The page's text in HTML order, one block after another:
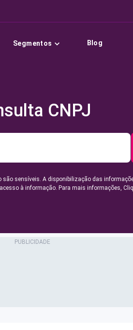
Segmentos Blog
CNPJ
são sensíveis. A disponibilização das
à informação. Para mais informações,